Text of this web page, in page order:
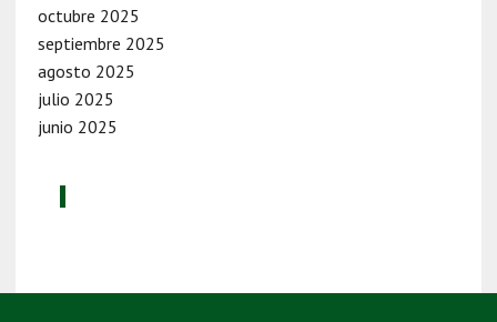
octubre 2025
septiembre 2025
agosto 2025
julio 2025
junio 2025